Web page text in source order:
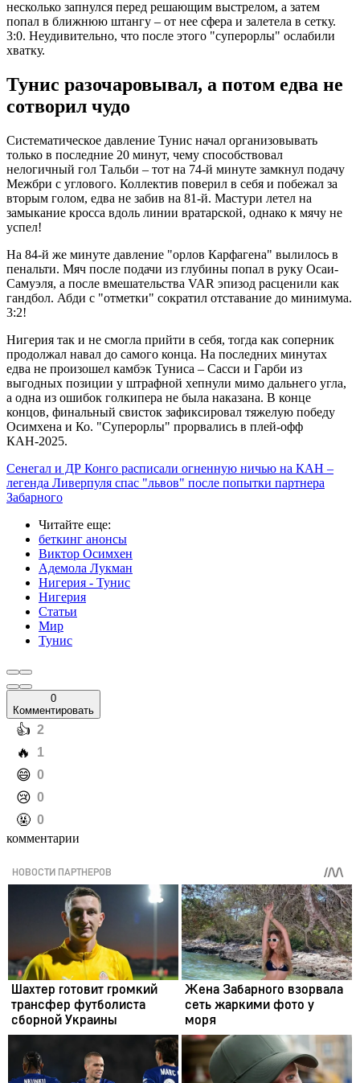
несколько запнулся перед решающим выстрелом, а затем
попал в ближнюю штангу – от нее сфера и залетела в сетку.
3:0. Неудивительно, что после этого "суперорлы" ослабили
хватку.
Тунис разочаровывал, а потом едва не
сотворил чудо
Систематическое давление Тунис начал организовывать
только в последние 20 минут, чему способствовал
нелогичный гол Тальби – тот на 74-й минуте замкнул подачу
Межбри с углового. Коллектив поверил в себя и побежал за
вторым голом, едва не забив на 81-й. Мастури летел на
замыкание кросса вдоль линии вратарской, однако к мячу не
успел!
На 84-й же минуте давление "орлов Карфагена" вылилось в
пенальти. Мяч после подачи из глубины попал в руку Осаи-
Самуэля, а после вмешательства VAR эпизод расценили как
гандбол. Абди с "отметки" сократил отставание до минимума.
3:2!
Нигерия так и не смогла прийти в себя, тогда как соперник
продолжал навал до самого конца. На последних минутах
едва не произошел камбэк Туниса – Сасси и Гарби из
выгодных позиции у штрафной хепнули мимо дальнего угла,
а одна из ошибок голкипера не была наказана. В конце
концов, финальный свисток зафиксировал тяжелую победу
Осимхена и Ко. "Суперорлы" прорвались в плей-офф
КАН-2025.
Сенегал и ДР Конго расписали огненную ничью на КАН –
легенда Ливерпуля спас "львов" после попытки партнера
Забарного
Читайте еще:
беткинг анонсы
Виктор Осимхен
Адемола Лукман
Нигерия - Тунис
Нигерия
Статьи
Мир
Тунис
0
Комментировать
️👍 2
️🔥 1
️😄 0
️😢 0
️🤬 0
комментарии